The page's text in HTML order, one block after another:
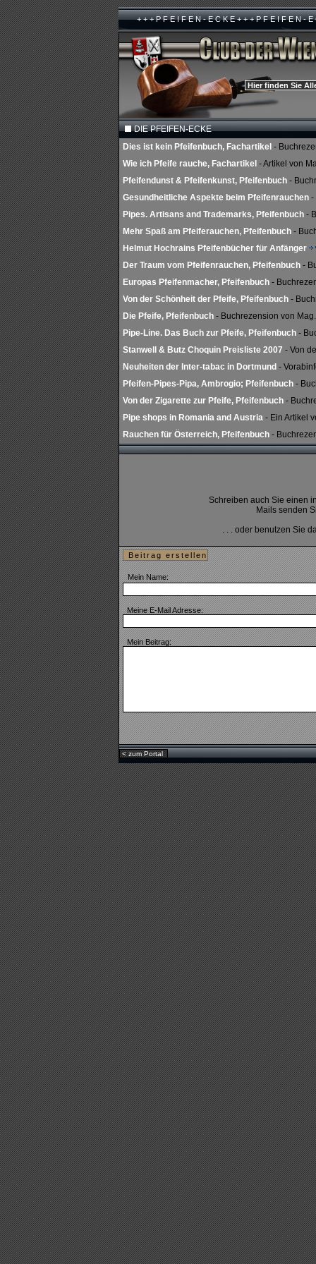
+ + + P F E I F E N - E C K E + + + P F E I F E N -
Hier finden Sie
DIE PFEIFEN-ECKE
Dies ist kein Pfeifenbuch, Fachartikel -
Wie ich Pfeife rauche, Fachartikel - Artikel von
Pfeifendunst & Pfeifenkunst, Pfeifenbuch -
Gesundheitliche Aspekte beim Pfeifenrauchen -
Pipes. Artisans and Trademarks, Pfeifenbuch -
Mehr Spaß am Pfeiferauchen, Pfeifenbuch -
Helmut Hochrains Pfeifenbücher für Anfänger
Der Traum vom Pfeifenrauchen, Pfeifenbuch -
Europas Pfeifenmacher, Pfeifenbuch -
Von der Schönheit der Pfeife, Pfeifenbuch -
Die Pfeife, Pfeifenbuch - Buchrezension von
Pipe-Line. Das Buch zur Pfeife, Pfeifenbuch -
Stanwell & Butz Choquin Preisliste 2007 - Von
Neuheiten der Inter-tabac in Dortmund -
Pfeifen-Pipes-Pipa, Ambrogio; Pfeifenbuch-
Von der Zigarette zur Pfeife, Pfeifenbuch -
Pipe shops in Romania and Austria - Ein Artikel
Rauchen für Österreich, Pfeifenbuch -
Schreiben auch Sie einen
Mails senden
. . . oder benutzen Sie
Beitrag erstellen
Mein Name:
Meine E-Mail Adresse:
Mein Beitrag:
< zum Portal